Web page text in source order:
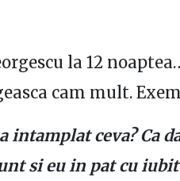
la 12
cam mult.
intamplat ceva? Ca
si eu in pat cu